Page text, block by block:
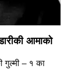
आमाको
गुल्मी – १ का